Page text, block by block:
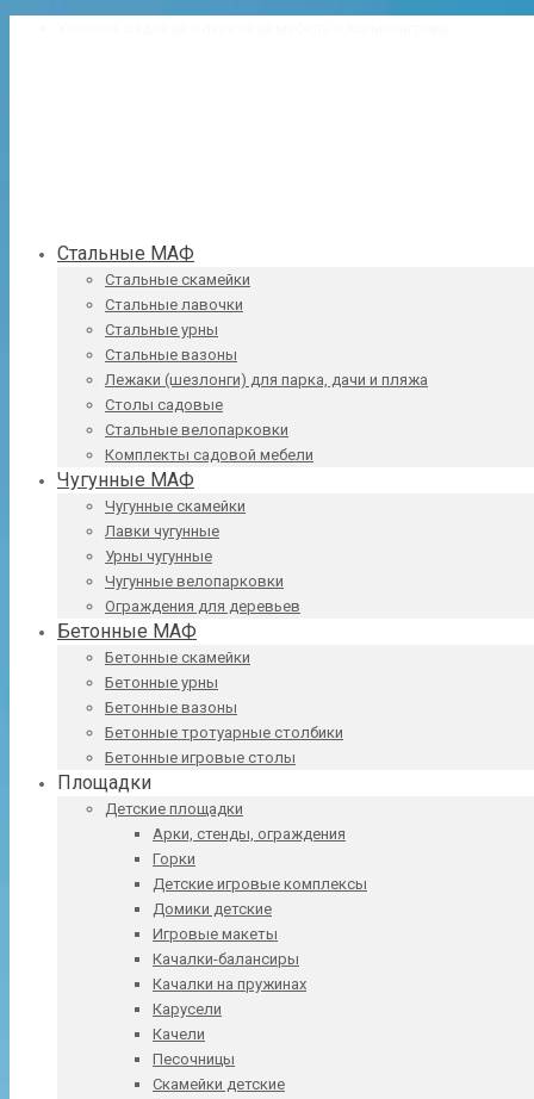
Стальные МАФ
Стальные скамейки
Стальные лавочки
Стальные урны
Стальные вазоны
Лежаки (шезлонги) для парка, дачи и пляжа
Столы садовые
Стальные велопарковки
Комплекты садовой мебели
Чугунные МАФ
Чугунные скамейки
Лавки чугунные
Урны чугунные
Чугунные велопарковки
Ограждения для деревьев
Бетонные МАФ
Бетонные скамейки
Бетонные урны
Бетонные вазоны
Бетонные тротуарные столбики
Бетонные игровые столы
Площадки
Детские площадки
Арки, стенды, ограждения
Горки
Детские игровые комплексы
Домики детские
Игровые макеты
Качалки-балансиры
Качалки на пружинах
Карусели
Качели
Песочницы
Скамейки детские